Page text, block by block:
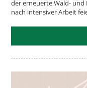
der erneuerte Wald-
nach intensiver Arbeit